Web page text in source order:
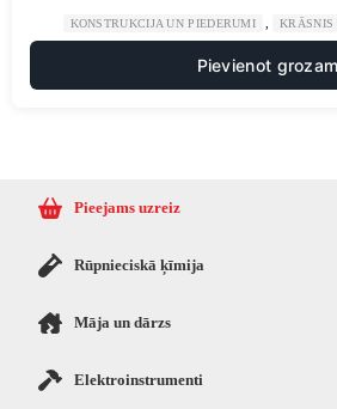
KONSTRUKCIJA UN PIEDERUMI
Pievienot grozam
Pieejams uzreiz
Rūpnieciskā ķīmija
Māja un dārzs
Elektroinstrumenti